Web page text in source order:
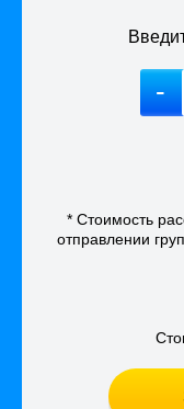
* Стоимость
отправлении